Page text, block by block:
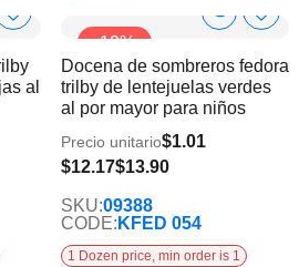
Añadir
la
lista
deseos
al
-12%
Show
Info la
lista
Docena de sombreros fedora
trilby de lentejuelas verdes
al por mayor para niños
$12.17$13.90
Precio unitario$1.01
CODE: KFED 054
SKU:09388
1 Dozen price, min order is 1